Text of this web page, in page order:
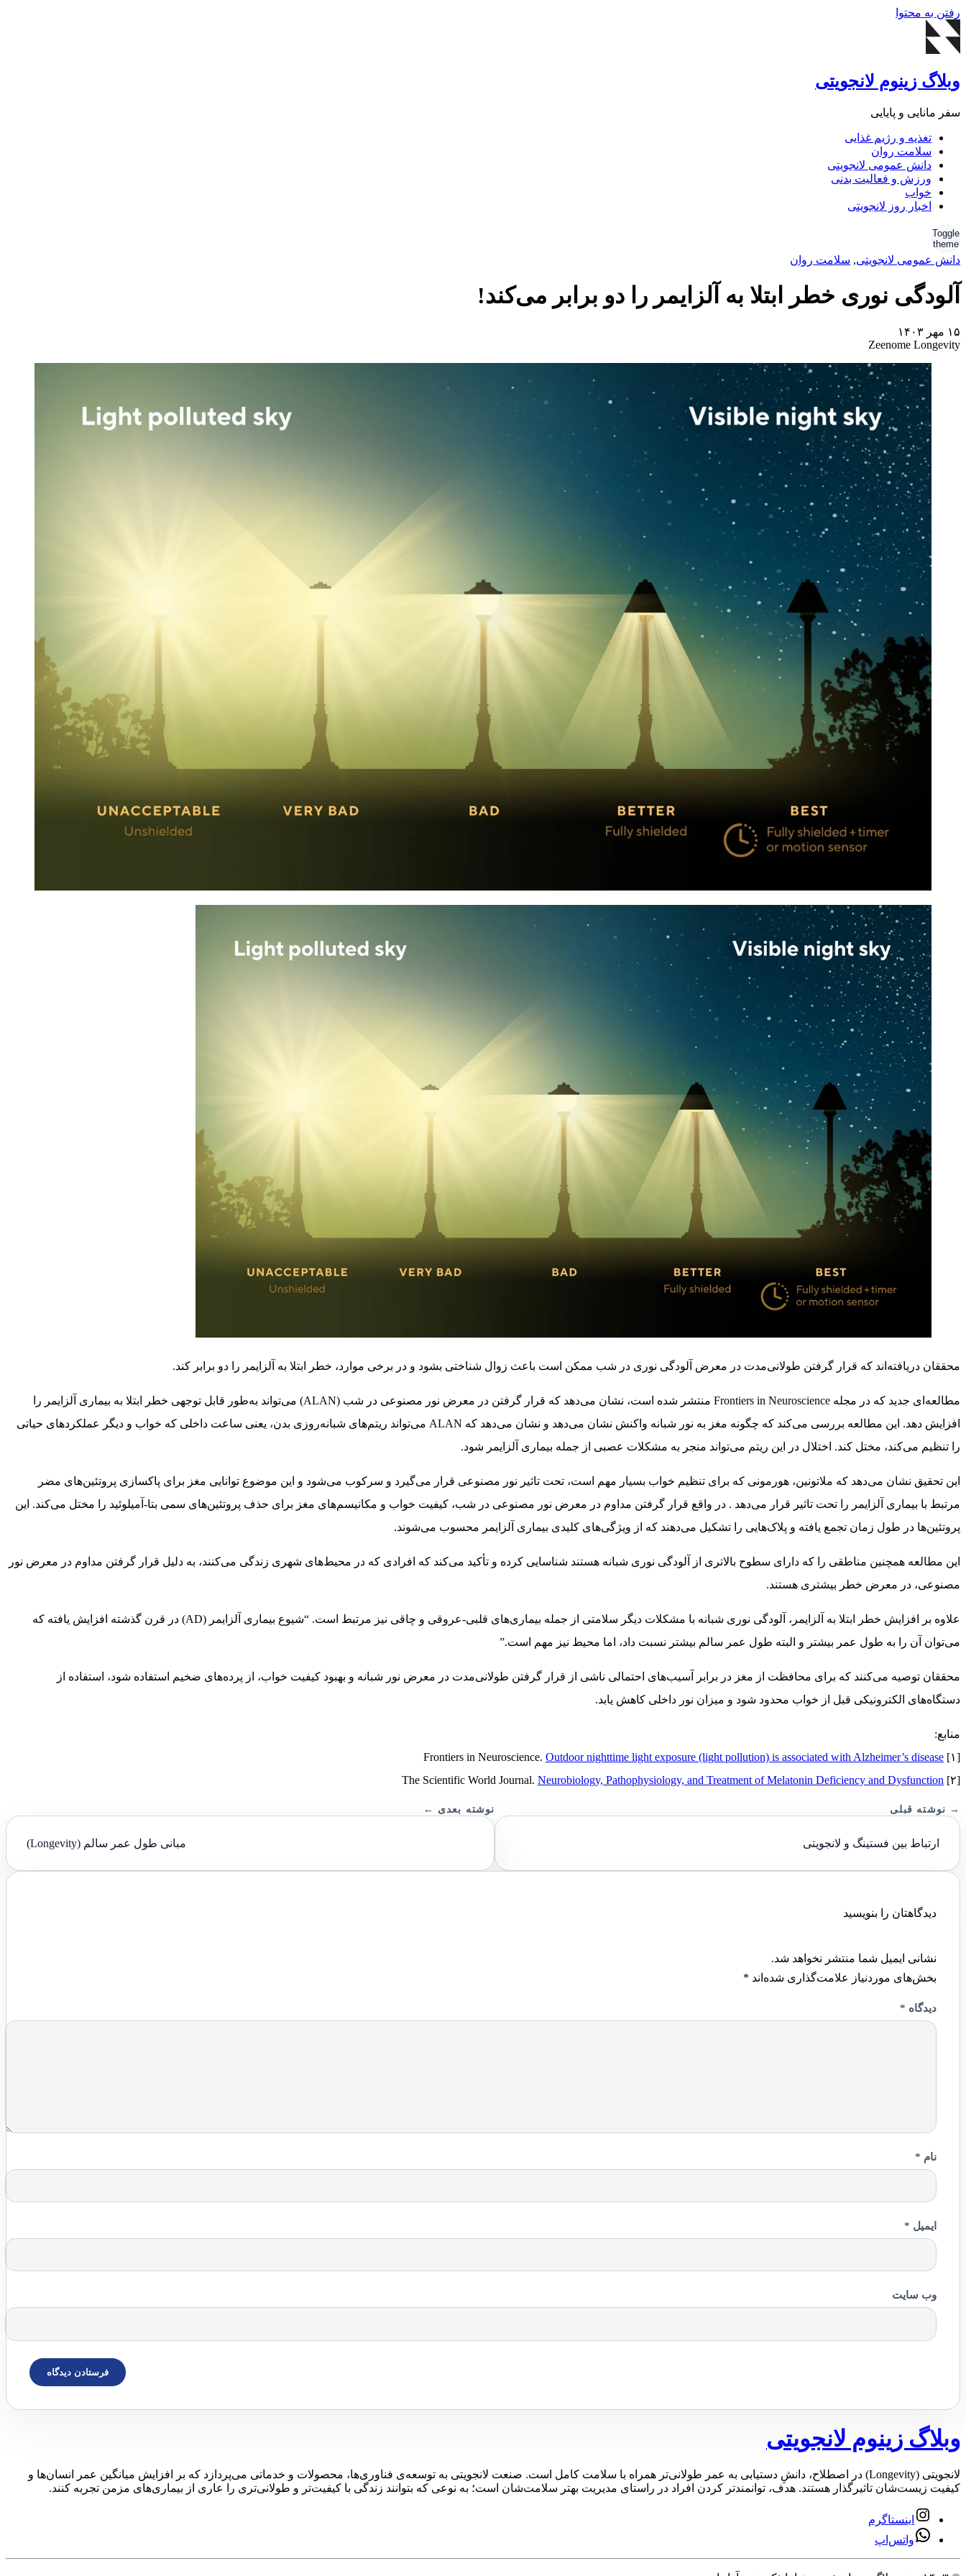
رفتن به محتوا
وبلاگ زینوم لانجویتی
سفر مانایی و پایایی
تغذیه و رژیم غذایی
سلامت روان
دانش عمومی لانجویتی
ورزش و فعالیت بدنی
خواب
اخبار روز لانجویتی
Toggle
theme
دانش عمومی لانجویتی, سلامت روان
آلودگی نوری خطر ابتلا به آلزایمر را دو برابر می‌کند!
۱۵ مهر ۱۴۰۳
Zeenome Longevity
محققان دریافته‌اند که قرار گرفتن طولانی‌مدت در معرض آلودگی نوری در شب ممکن است باعث زوال شناختی بشود و در برخی موارد، خطر ابتلا به آلزایمر را دو برابر کند.
مطالعه‌ای جدید که در مجله Frontiers in Neuroscience منتشر شده است، نشان می‌دهد که قرار گرفتن در معرض نور مصنوعی در شب (ALAN) می‌تواند به‌طور قابل توجهی خطر ابتلا به بیماری آلزایمر را
افزایش دهد. این مطالعه بررسی می‌کند که چگونه مغز به نور شبانه واکنش نشان می‌دهد و نشان می‌دهد که ALAN می‌تواند ریتم‌های شبانه‌روزی بدن، یعنی ساعت داخلی که خواب و دیگر عملکردهای حیاتی
را تنظیم می‌کند، مختل کند. اختلال در این ریتم‌ می‌تواند منجر به مشکلات عصبی از جمله بیماری آلزایمر شود.
این تحقیق نشان می‌دهد که ملاتونین، هورمونی که برای تنظیم خواب بسیار مهم است، تحت تاثیر نور مصنوعی قرار می‌گیرد و سرکوب می‌شود و این موضوع توانایی مغز برای پاکسازی پروتئین‌های مضر
مرتبط با بیماری آلزایمر را تحت تاثیر قرار می‌دهد . در واقع قرار گرفتن مداوم در معرض نور مصنوعی در شب، کیفیت خواب و مکانیسم‌های مغز برای حذف پروتئین‌های سمی بتا-آمیلوئید را مختل می‌کند. این
پروتئین‌ها در طول زمان تجمع یافته و پلاک‌هایی را تشکیل می‌دهند که از ویژگی‌های کلیدی بیماری آلزایمر محسوب می‌شوند.
این مطالعه همچنین مناطقی را که دارای سطوح بالاتری از آلودگی نوری شبانه هستند شناسایی کرده و تأکید می‌کند که افرادی که در محیط‌های شهری زندگی می‌کنند، به دلیل قرار گرفتن مداوم در معرض نور
مصنوعی، در معرض خطر بیشتری هستند.
علاوه بر افزایش خطر ابتلا به آلزایمر، آلودگی نوری شبانه با مشکلات دیگر سلامتی از جمله بیماری‌های قلبی-عروقی و چاقی نیز مرتبط است. “شیوع بیماری آلزایمر (AD) در قرن گذشته افزایش یافته که
می‌توان آن را به طول عمر بیشتر و البته طول عمر سالم بیشتر نسبت داد، اما محیط نیز مهم است.”
محققان توصیه می‌کنند که برای محافظت از مغز در برابر آسیب‌های احتمالی ناشی از قرار گرفتن طولانی‌مدت در معرض نور شبانه و بهبود کیفیت خواب، از پرده‌های ضخیم استفاده شود، استفاده از
دستگاه‌های الکترونیکی قبل از خواب محدود شود و میزان نور داخلی کاهش یابد.
منابع:
[۱] Frontiers in Neuroscience.
Outdoor nighttime light exposure (light pollution) is associated with Alzheimer’s disease
[۲] The Scientific World Journal.
Neurobiology, Pathophysiology, and Treatment of Melatonin Deficiency and Dysfunction
→ نوشته قبلی
ارتباط بین فستینگ و لانجویتی
نوشته بعدی ←
مبانی طول عمر سالم (Longevity)
دیدگاهتان را بنویسید
نشانی ایمیل شما منتشر نخواهد شد.
بخش‌های موردنیاز علامت‌گذاری شده‌اند *
دیدگاه *
نام *
ایمیل *
وب‌ سایت
وبلاگ زینوم لانجویتی
لانجویتی (Longevity) در اصطلاح، دانشِ دستیابی به عمر طولانی‌تر همراه با سلامت کامل است. صنعت لانجویتی به توسعه‌ی فناوری‌ها، محصولات و خدماتی می‌پردازد که بر افزایش میانگین عمر انسان‌ها و
کیفیت زیست‌شان تاثیرگذار هستند. هدف، توانمندتر کردن افراد در راستای مدیریت بهتر سلامت‌شان است؛ به نوعی که بتوانند زندگی با کیفیت‌تر و طولانی‌تری را عاری از بیماری‌های مزمن تجربه کنند.
اینستاگرم
واتس‌اپ